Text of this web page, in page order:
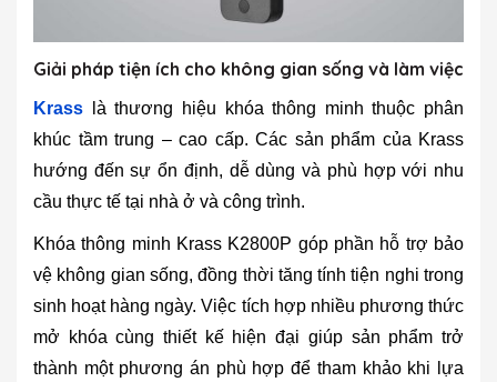
Giải pháp tiện ích cho không gian sống và làm việc
Krass là thương hiệu khóa thông minh thuộc phân
khúc tầm trung – cao cấp. Các sản phẩm của Krass
hướng đến sự ổn định, dễ dùng và phù hợp với nhu
cầu thực tế tại nhà ở và công trình.
Khóa thông minh Krass K2800P góp phần hỗ trợ bảo
vệ không gian sống, đồng thời tăng tính tiện nghi trong
sinh hoạt hàng ngày. Việc tích hợp nhiều phương thức
mở khóa cùng thiết kế hiện đại giúp sản phẩm trở
thành một phương án phù hợp để tham khảo khi lựa